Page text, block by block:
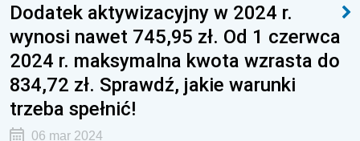
Dodatek aktywizacyjny w 2024 r.
wynosi nawet 745,95 zł. Od 1 czerwca
2024 r. maksymalna kwota wzrasta do
834,72 zł. Sprawdź, jakie warunki
trzeba spełnić!
06 mar 2024